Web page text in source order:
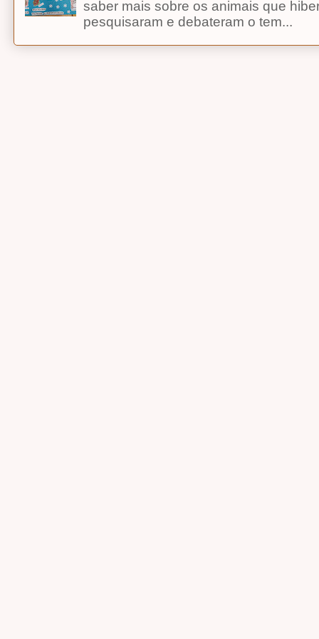
saber mais sobre os animais que
pesquisaram e debateram o tem...